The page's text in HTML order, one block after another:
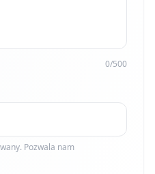
0/500
Pozwala nam